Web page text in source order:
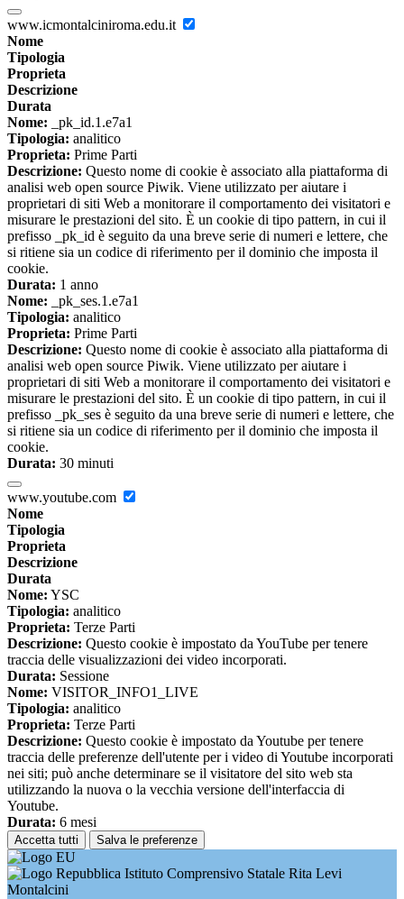
www.icmontalciniroma.edu.it
Nome
Tipologia
Proprieta
Descrizione
Durata
Nome: _pk_id.1.e7a1
Tipologia: analitico
Proprieta: Prime Parti
Descrizione: Questo nome di cookie è associato alla piattaforma di
analisi web open source Piwik. Viene utilizzato per aiutare i
proprietari di siti Web a monitorare il comportamento dei visitatori e
misurare le prestazioni del sito. È un cookie di tipo pattern, in cui il
prefisso _pk_id è seguito da una breve serie di numeri e lettere, che
si ritiene sia un codice di riferimento per il dominio che imposta il
cookie.
Durata: 1 anno
Nome: _pk_ses.1.e7a1
Tipologia: analitico
Proprieta: Prime Parti
Descrizione: Questo nome di cookie è associato alla piattaforma di
analisi web open source Piwik. Viene utilizzato per aiutare i
proprietari di siti Web a monitorare il comportamento dei visitatori e
misurare le prestazioni del sito. È un cookie di tipo pattern, in cui il
prefisso _pk_ses è seguito da una breve serie di numeri e lettere, che
si ritiene sia un codice di riferimento per il dominio che imposta il
cookie.
Durata: 30 minuti
www.youtube.com
Nome
Tipologia
Proprieta
Descrizione
Durata
Nome: YSC
Tipologia: analitico
Proprieta: Terze Parti
Descrizione: Questo cookie è impostato da YouTube per tenere
traccia delle visualizzazioni dei video incorporati.
Durata: Sessione
Nome: VISITOR_INFO1_LIVE
Tipologia: analitico
Proprieta: Terze Parti
Descrizione: Questo cookie è impostato da Youtube per tenere
traccia delle preferenze dell'utente per i video di Youtube incorporati
nei siti; può anche determinare se il visitatore del sito web sta
utilizzando la nuova o la vecchia versione dell'interfaccia di
Youtube.
Durata: 6 mesi
Accetta tutti Salva le preferenze
Istituto Comprensivo Statale Rita Levi
Montalcini